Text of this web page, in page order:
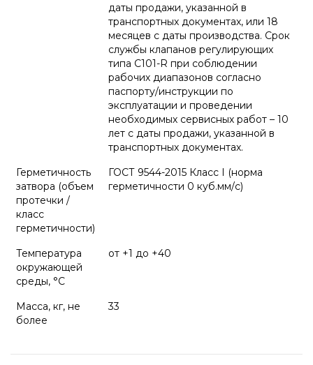
даты продажи, указанной в
транспортных документах, или 18
месяцев с даты производства. Срок
службы клапанов регулирующих
типа С101-R при соблюдении
рабочих диапазонов согласно
паспорту/инструкции по
эксплуатации и проведении
необходимых сервисных работ – 10
лет с даты продажи, указанной в
транспортных документах.
Герметичность
затвора (объем
протечки /
класс
герметичности)
ГОСТ 9544-2015 Класс I (норма
герметичности 0 куб.мм/с)
Температура
окружающей
среды, °С
от +1 до +40
Масса, кг, не
более
33